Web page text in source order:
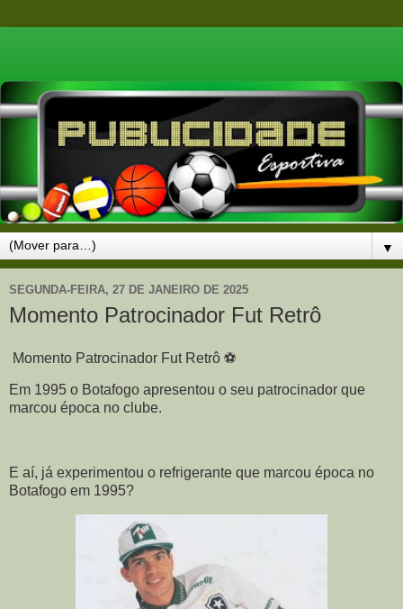
▼
SEGUNDA-FEIRA, 27 DE JANEIRO DE 2025
Momento Patrocinador Fut Retrô
Momento Patrocinador Fut Retrô ⚽
Em 1995 o Botafogo apresentou o seu patrocinador que
marcou época no clube.
E aí, já experimentou o refrigerante que marcou época no
Botafogo em 1995?